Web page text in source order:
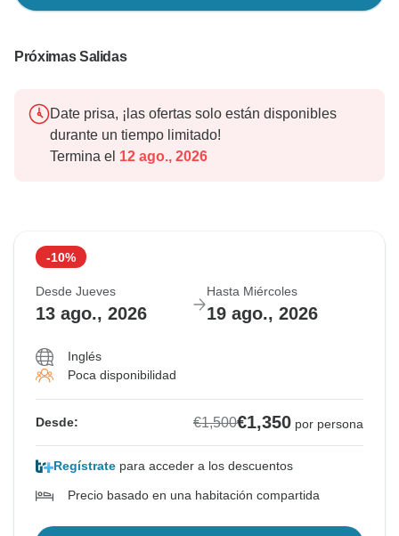
Próximas Salidas
Date prisa, ¡las ofertas solo están disponibles
durante un tiempo limitado!
Termina el 12 ago., 2026
-10%
Desde Jueves
13 ago., 2026
Hasta Miércoles
19 ago., 2026
Inglés
Poca disponibilidad
Desde: €1,500€1,350 por persona
Regístrate para acceder a los descuentos
Precio basado en una habitación compartida